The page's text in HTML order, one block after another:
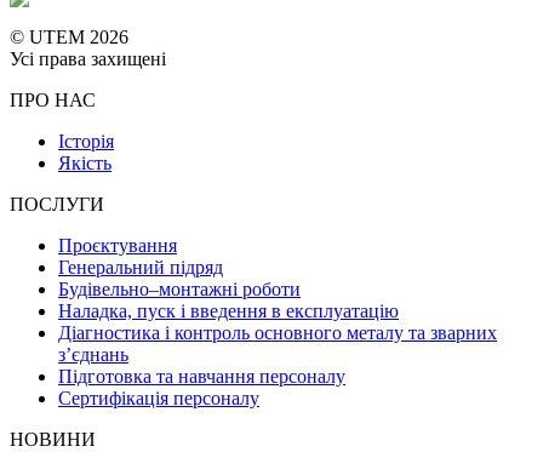
© UTEM 2026
Усі права захищені
ПРО НАС
Історія
Якість
ПОСЛУГИ
Проєктування
Генеральний підряд
Будівельно–монтажні роботи
Наладка, пуск і введення в експлуатацію
Діагностика і контроль основного металу та зварних
з’єднань
Підготовка та навчання персоналу
Сертифікація персоналу
НОВИНИ